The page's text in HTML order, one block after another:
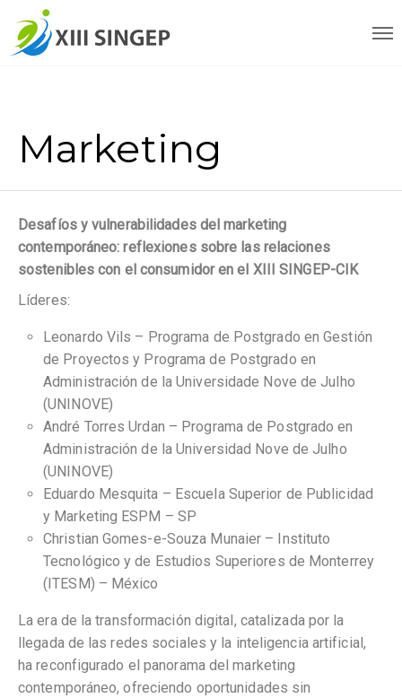
Marketing
Desafíos y vulnerabilidades del marketing
contemporáneo: reflexiones sobre las relaciones
sostenibles con el consumidor en el XIII SINGEP-CIK
Líderes:
Leonardo Vils – Programa de Postgrado en Gestión
de Proyectos y Programa de Postgrado en
Administración de la Universidade Nove de Julho
(UNINOVE)
André Torres Urdan – Programa de Postgrado en
Administración de la Universidad Nove de Julho
(UNINOVE)
Eduardo Mesquita – Escuela Superior de Publicidad
y Marketing ESPM – SP
Christian Gomes-e-Souza Munaier – Instituto
Tecnológico y de Estudios Superiores de Monterrey
(ITESM) – México
La era de la transformación digital, catalizada por la
llegada de las redes sociales y la inteligencia artificial,
ha reconfigurado el panorama del marketing
contemporáneo, ofreciendo oportunidades sin